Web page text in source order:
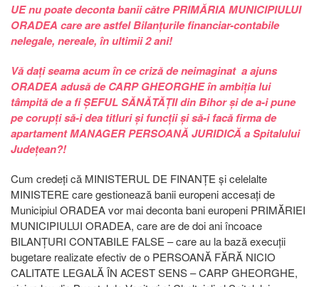
UE nu poate deconta banii către PRIMĂRIA MUNICIPIULUI
ORADEA care are astfel Bilanțurile financiar-contabile
nelegale, nereale, în ultimii 2 ani!
Vă dați seama acum în ce criză de neimaginat a ajuns
ORADEA adusă de CARP GHEORGHE în ambiția lui
tâmpită de a fi ȘEFUL SĂNĂTĂȚII din Bihor și de a-i pune
pe corupți să-i dea titluri și funcții și să-i facă firma de
apartament MANAGER PERSOANĂ JURIDICĂ a Spitalului
Județean?!
Cum credeți că MINISTERUL DE FINANȚE și celelalte
MINISTERE care gestionează banii europeni accesați de
Municipiul ORADEA vor mai deconta bani europeni PRIMĂRIEI
MUNICIPIULUI ORADEA, care are de doi ani încoace
BILANȚURI CONTABILE FALSE – care au la bază execuții
bugetare realizate efectiv de o PERSOANĂ FĂRĂ NICIO
CALITATE LEGALĂ ÎN ACEST SENS – CARP GHEORGHE,